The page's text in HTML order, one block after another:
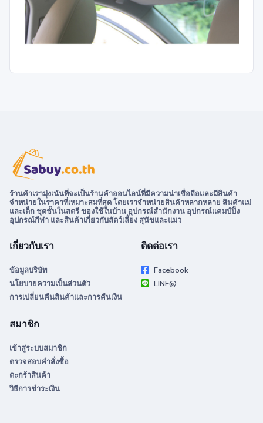
ร้านค้าเรามุ่งเน้นที่จะเป็นร้านค้าออนไลน์ที่มีความน่าเชื่อถือและมีสินค้า
จำหน่ายในราคาที่เหมาะสมที่สุด โดยเราจำหน่ายสินค้าหลากหลาย สินค้าแม่
และเด็ก ชุดชั้นในสตรี ของใช้ในบ้าน อุปกรณ์สำนักงาน อุปกรณ์แคมป์ปิ้ง
อุปกรณ์กีฬา และสินค้าเกี่ยวกับสัตว์เลี้ยง สุนัขและแมว
เกี่ยวกับเรา
ข้อมูลบริษัท
นโยบายความเป็นส่วนตัว
การเปลี่ยนคืนสินค้าและการคืนเงิน
ติดต่อเรา
Facebook
LINE@
สมาชิก
เข้าสู่ระบบสมาชิก
ตรวจสอบคำสั่งซื้อ
ตะกร้าสินค้า
วิธีการชำระเงิน